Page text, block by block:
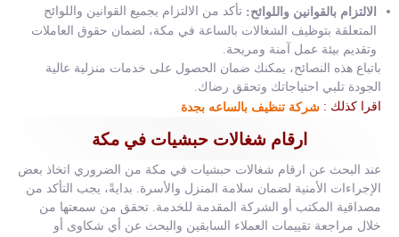
الالتزام بالقوانين واللوائح: تأكد من الالتزام بجميع القوانين واللوائح
المتعلقة بتوظيف الشغالات بالساعة في مكة، لضمان حقوق العاملات
وتقديم بيئة عمل آمنة ومريحة.
باتباع هذه النصائح، يمكنك ضمان الحصول على خدمات منزلية عالية
الجودة تلبي احتياجاتك وتحقق رضاك.
اقرا كذلك : شركة تنظيف بالساعه بجدة
ارقام شغالات حبشيات في مكة
عند البحث عن ارقام شغالات حبشيات في مكة من الضروري اتخاذ بعض
الإجراءات الأمنية لضمان سلامة المنزل والأسرة. بدايةً، يجب التأكد من
مصداقية المكتب أو الشركة المقدمة للخدمة. تحقق من سمعتها من
خلال مراجعة تقييمات العملاء السابقين والبحث عن أي شكاوى أو